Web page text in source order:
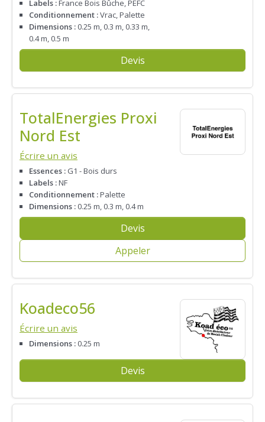
Labels :France Bois Bûche, PEFC
Conditionnement :Vrac, Palette
Dimensions : 0.25 m, 0.3 m, 0.33 m,
0.4 m, 0.5 m
Devis
TotalEnergies Proxi
Nord Est
Écrire un avis
Essences : G1 - Bois durs
Labels :NF
Conditionnement :Palette
Dimensions : 0.25 m, 0.3 m, 0.4 m
Devis
Appeler
Koadeco56
Écrire un avis
Dimensions : 0.25 m
Devis